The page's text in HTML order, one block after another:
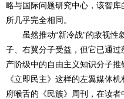
略与国际问题研究中心，该智
所几乎完全相同。
虽然推动“新冷战”的敌视
子、右翼分子受益，但它已通
产阶级中的自由主义知识分子推
《立即民主》这样的左翼媒体
府喉舌的《民族》周刊，在读者